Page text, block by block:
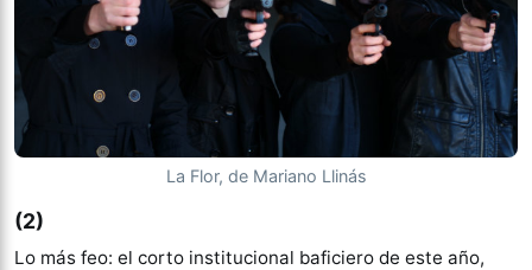
La Flor, de Mariano Llinás
(2)
Lo más feo: el corto institucional baficiero de este año,